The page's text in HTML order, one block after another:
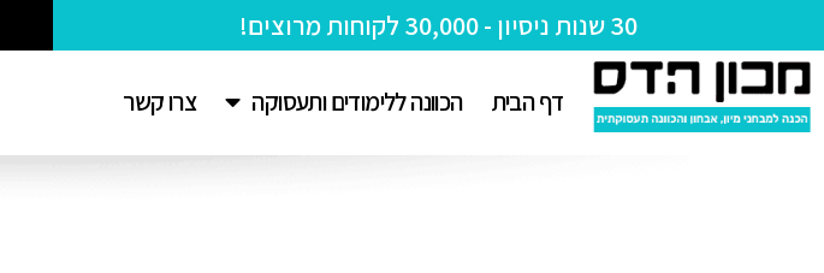
30 שנות ניסיון - 30,000 לקוחות מרוצים!
דף הבית הכוונה ללימודים ותעסוקה צרו קשר